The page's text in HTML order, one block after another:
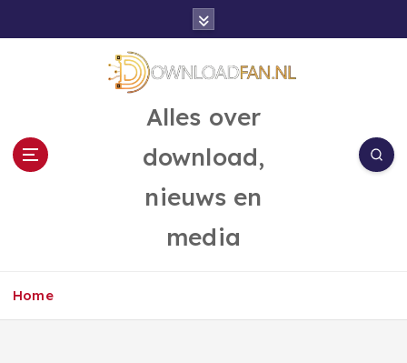
Alles over
download,
nieuws en
media
Home